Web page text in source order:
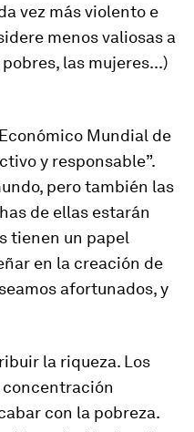
vez más violento e
menos valiosas a
las mujeres...)
Mundial de
y responsable”.
pero también las
de ellas estarán
tienen un papel
en la creación de
afortunados, y
la riqueza. Los
con la pobreza.